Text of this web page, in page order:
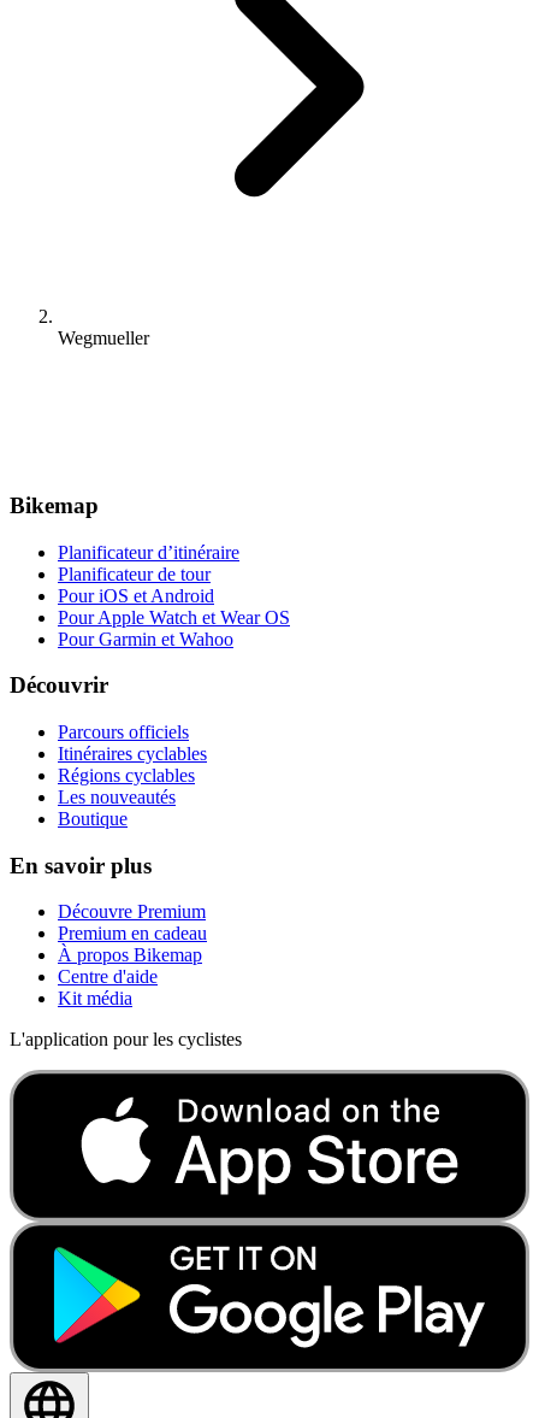
Wegmueller
Bikemap
Planificateur d’itinéraire
Planificateur de tour
Pour iOS et Android
Pour Apple Watch et Wear OS
Pour Garmin et Wahoo
Découvrir
Parcours officiels
Itinéraires cyclables
Régions cyclables
Les nouveautés
Boutique
En savoir plus
Découvre Premium
Premium en cadeau
À propos Bikemap
Centre d'aide
Kit média
L'application pour les cyclistes